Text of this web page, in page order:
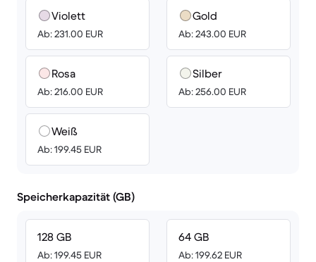
Violett
Ab: 231.00 EUR
Rosa
Ab: 216.00 EUR
Weiß
Ab: 199.45 EUR
Gold
Ab: 243.00 EUR
Silber
Ab: 256.00 EUR
Speicherkapazität (GB)
128 GB
Ab: 199.45 EUR
64 GB
Ab: 199.62 EUR